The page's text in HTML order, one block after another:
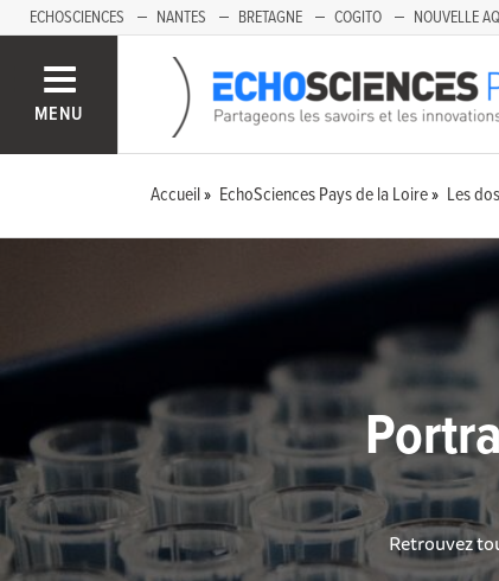
ECHOSCIENCES NANTES BRETAGNE COGITO NOUVELLE
MENU
Accueil EchoSciences Pays de la Loire Les
Retrouvez